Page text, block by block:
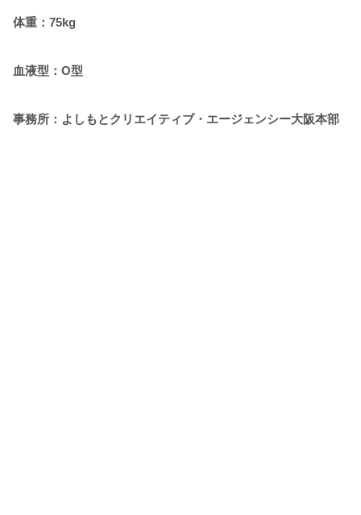
体重：75kg
血液型：O型
事務所：よしもとクリエイティブ・エージェンシー大阪本部